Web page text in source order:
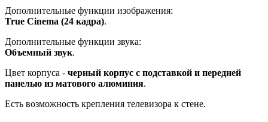
Дополнительные функции изображения:
True Cinema (24 кадра).
Дополнительные функции звука:
Объемный звук.
Цвет корпуса - черный корпус с подставкой и передней
панелью из матового алюминия.
Есть возможность крепления телевизора к стене.